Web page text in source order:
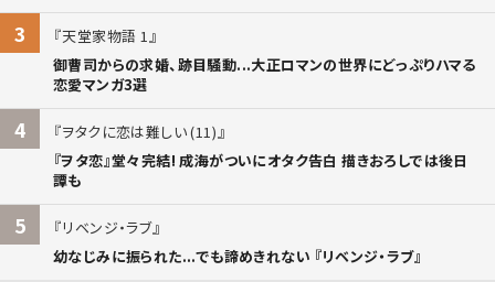
3
天堂家物語 1
御曹司からの求婚、跡目騒動...大正ロマンの世界にどっぷりハマる
恋愛マンガ3選
4
ヲタクに恋は難しい (11)
『ヲタ恋』堂々完結! 成海がついにオタク告白 描きおろしでは後日
譚も
5
リベンジ・ラブ
幼なじみに振られた...でも諦めきれない 『リベンジ・ラブ』